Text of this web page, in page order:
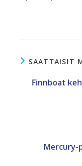
SAATTAISIT
Finnboat